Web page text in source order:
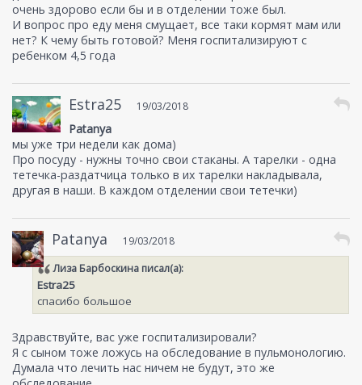
очень здорово если бы и в отделении тоже был.
И вопрос про еду меня смущает, все таки кормят мам или
нет? К чему быть готовой? Меня госпитализируют с
ребенком 4,5 года
Estra25 19/03/2018
Patanya
мы уже три недели как дома)
Про посуду - нужны точно свои стаканы. А тарелки - одна
тетечка-раздатчица только в их тарелки накладывала,
другая в наши. В каждом отделении свои тетечки)
Patanya
19/03/2018
Лиза Барбоскина писал(а):
Estra25
спасибо большое
Здравствуйте, вас уже госпитализировали?
Я с сыном тоже ложусь на обследование в пульмонологию.
Думала что лечить нас ничем не будут, это же